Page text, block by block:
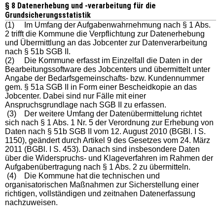
§ 8 Datenerhebung und -verarbeitung für die
Grundsicherungsstatistik
(1) Im Umfang der Aufgabenwahrnehmung nach § 1 Abs.
2 trifft die Kommune die Verpflichtung zur Datenerhebung
und Übermittlung an das Jobcenter zur Datenverarbeitung
nach § 51b SGB II.
(2) Die Kommune erfasst im Einzelfall die Daten in der
Bearbeitungssoftware des Jobcenters und übermittelt unter
Angabe der Bedarfsgemeinschafts- bzw. Kundennummer
gem. § 51a SGB II in Form einer Bescheidkopie an das
Jobcenter. Dabei sind nur Fälle mit einer
Anspruchsgrundlage nach SGB II zu erfassen.
(3) Der weitere Umfang der Datenübermittelung richtet
sich nach § 1 Abs. 1 Nr. 5 der Verordnung zur Erhebung von
Daten nach § 51b SGB II vom 12. August 2010 (BGBl. I S.
1150), geändert durch Artikel 9 des Gesetzes vom 24. März
2011 (BGBl. I S. 453). Danach sind insbesondere Daten
über die Widerspruchs- und Klageverfahren im Rahmen der
Aufgabenübertragung nach § 1 Abs. 2 zu übermitteln.
(4) Die Kommune hat die technischen und
organisatorischen Maßnahmen zur Sicherstellung einer
richtigen, vollständigen und zeitnahen Datenerfassung
nachzuweisen.